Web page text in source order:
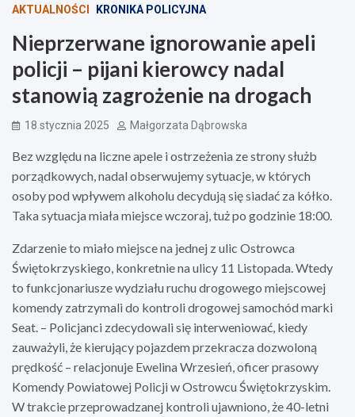
AKTUALNOŚCI KRONIKA POLICYJNA
Nieprzerwane ignorowanie apeli
policji – pijani kierowcy nadal
stanowią zagrożenie na drogach
18 stycznia 2025 Małgorzata Dąbrowska
Bez względu na liczne apele i ostrzeżenia ze strony służb
porządkowych, nadal obserwujemy sytuacje, w których
osoby pod wpływem alkoholu decydują się siadać za kółko.
Taka sytuacja miała miejsce wczoraj, tuż po godzinie 18:00.
Zdarzenie to miało miejsce na jednej z ulic Ostrowca
Świętokrzyskiego, konkretnie na ulicy 11 Listopada. Wtedy
to funkcjonariusze wydziału ruchu drogowego miejscowej
komendy zatrzymali do kontroli drogowej samochód marki
Seat. – Policjanci zdecydowali się interweniować, kiedy
zauważyli, że kierujący pojazdem przekracza dozwoloną
prędkość – relacjonuje Ewelina Wrzesień, oficer prasowy
Komendy Powiatowej Policji w Ostrowcu Świętokrzyskim.
W trakcie przeprowadzanej kontroli ujawniono, że 40-letni